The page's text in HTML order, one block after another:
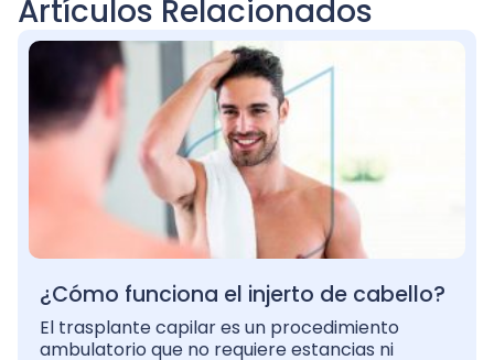
Artículos Relacionados
¿Cómo funciona el injerto de cabello?
El trasplante capilar es un procedimiento
ambulatorio que no requiere estancias ni